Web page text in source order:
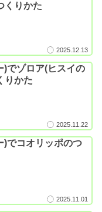
くりかた
2025.12.13
)でゾロア(ヒスイの
りかた
2025.11.22
)でコオリッポのつ
2025.11.01